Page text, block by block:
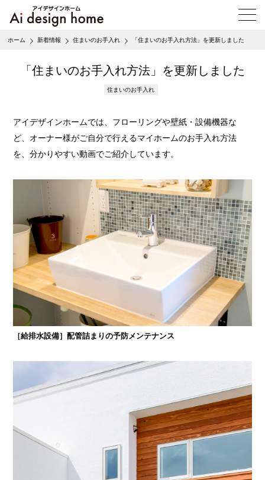
メ
ニ
ー
開
ホーム 新着情報 住まいのお手入れ 「住まいのお手入れ方法」を更新しました
「住まいのお手入れ方法」を更新しました
住まいのお手入れ
アイデザインホームでは、フローリングや壁紙・設備機器な
ど、オーナー様がご自分で行えるマイホームのお手入れ方法
を、分かりやすい動画でご紹介しています。
［給排水設備］配管詰まりの予防メンテナンス